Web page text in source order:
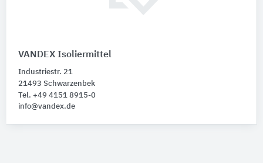
VANDEX Isoliermittel
Industriestr. 21
21493 Schwarzenbek
Tel. +49 4151 8915-0
info@vandex.de